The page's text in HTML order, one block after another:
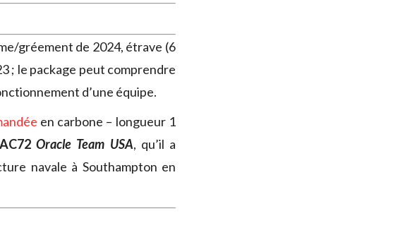
gréement de 2024, étrave (6
; le package peut comprendre
d’une équipe.
en carbone – longueur 1
AC72 Oracle Team USA, qu’il a
navale à Southampton en